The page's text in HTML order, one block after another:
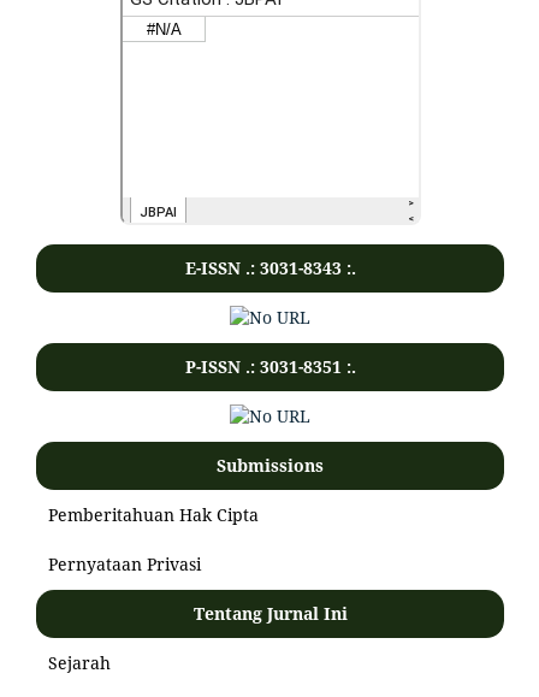
E-ISSN .: 3031-8343:.
P-ISSN .: 3031-8351:.
Submissions
Pemberitahuan Hak Cipta
Pernyataan Privasi
Tentang Jurnal Ini
Sejarah